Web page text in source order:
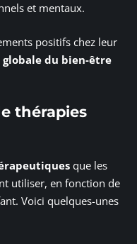
et mentaux.
positifs chez leur
du bien-être
thérapies
que les
utiliser, en fonction de
Voici quelques-unes